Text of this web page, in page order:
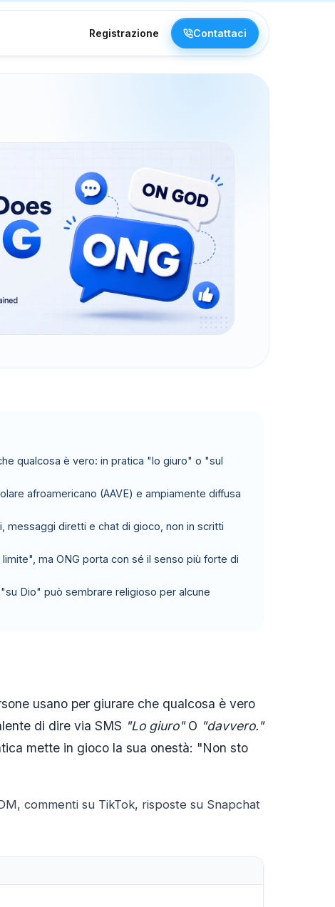
Registrazione Contattaci
qualcosa è vero: in pratica "lo giuro" o "sul
afroamericano (AAVE) e ampiamente diffusa
diretti e chat di gioco, non in scritti
ma ONG porta con sé il senso più forte di
Dio" può sembrare religioso per alcune
usano per giurare che qualcosa è vero
di dire via SMS "Lo giuro"O "davvero."
mette in gioco la sua onestà: "Non sto
commenti su TikTok, risposte su Snapchat